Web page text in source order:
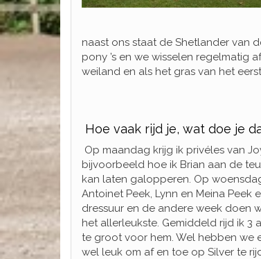
naast ons staat de Shetlander van
pony ’s en we wisselen regelmatig
weiland en als het gras van het
Hoe vaak rijd je, wat doe je
Op maandag krijg ik privéles van
bijvoorbeeld hoe ik Brian aan de
kan laten galopperen. Op
Antoinet Peek, Lynn en Meina
dressuur en de andere week doen
het allerleukste. Gemiddeld rijd ik 3
te groot voor hem. Wel hebben we
wel leuk om af en toe op Silver te